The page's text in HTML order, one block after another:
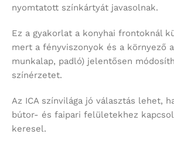
nyomtatott színkártyát javasolnak.
Ez a gyakorlat a konyhai frontoknál
mert a fényviszonyok és a környező
munkalap, padló) jelentősen
színérzetet.
Az ICA színvilága jó választás lehet,
bútor- és faipari felületekhez
keresel.